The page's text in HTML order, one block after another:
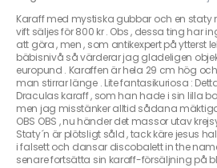
Karaff med mystiska gubbar och en
vift säljes för 800 kr . Obs , dessa ting har
att göra , men , som antikexpert på ytterst
bäbisnivå så värderar jag gladeligen
europund . Karaffen är hela 29 cm hög
man stirrar länge . Lite fantasikuriosa :
Draculas karaff , som han hade i sin lilla
men jag misstänker alltid sådana
OBS OBS , nu händer det massor utav
Staty´n är plötsligt såld , tack käre jesus
i falsett och dansar discobalett in the
senare fortsätta sin karaff-försäljning på